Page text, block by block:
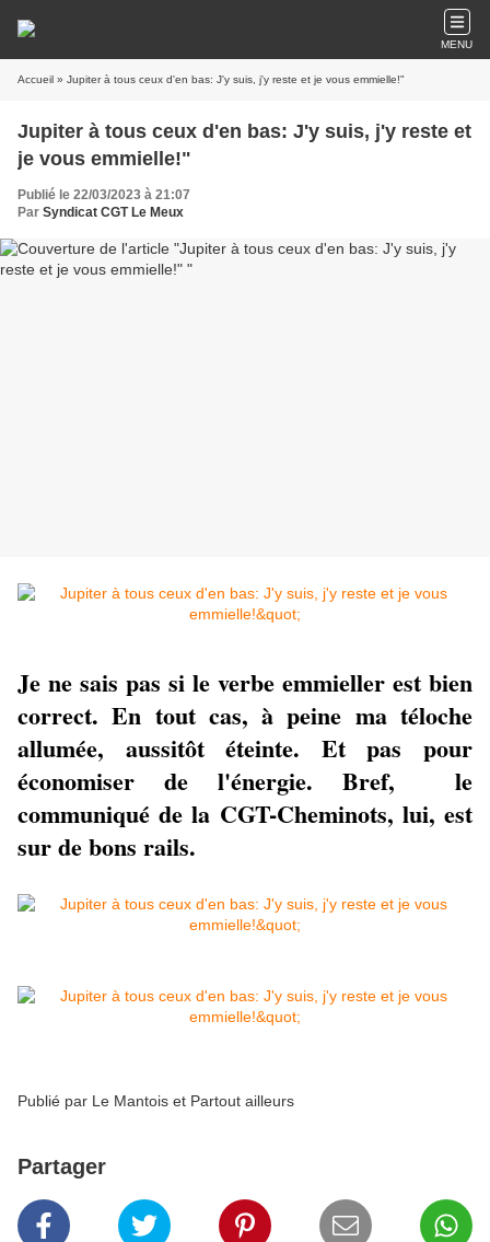
MENU
Accueil » Jupiter à tous ceux d'en bas: J'y suis, j'y reste et je vous emmielle!"
Jupiter à tous ceux d'en bas: J'y suis, j'y reste et
je vous emmielle!"
Publié le 22/03/2023 à 21:07
Par Syndicat CGT Le Meux
Je ne sais pas si le verbe emmieller est bien
correct. En tout cas, à peine ma téloche
allumée, aussitôt éteinte. Et pas pour
économiser de l'énergie. Bref, le
communiqué de la CGT-Cheminots, lui, est
sur de bons rails.
Publié par Le Mantois et Partout ailleurs
Partager